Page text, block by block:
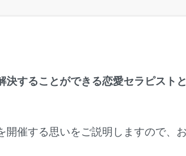
決することができる恋愛セラピスト
催する思いをご説明しますので、